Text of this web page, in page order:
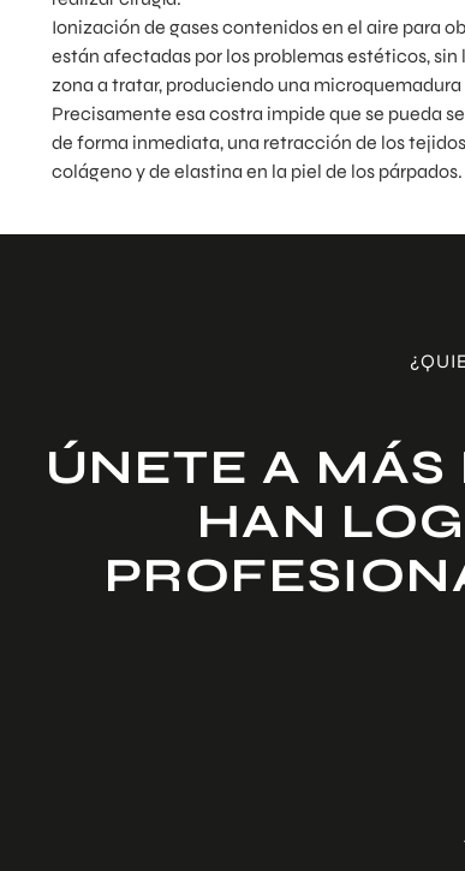
Ionización de gases contenidos en el aire para
están afectadas por los problemas estéticos,
zona a tratar, produciendo una
Precisamente esa costra impide que se pueda
de forma inmediata, una retracción de los
colágeno y de elastina en la piel de los párpados.
ÚNETE A MÁS
HAN